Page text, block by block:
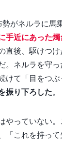
がネルラに馬
手近にあった
直後、駆けつ
。ネルラを守
けて「目をつぶ
振り下ろした。
やっていない
「これを持っ